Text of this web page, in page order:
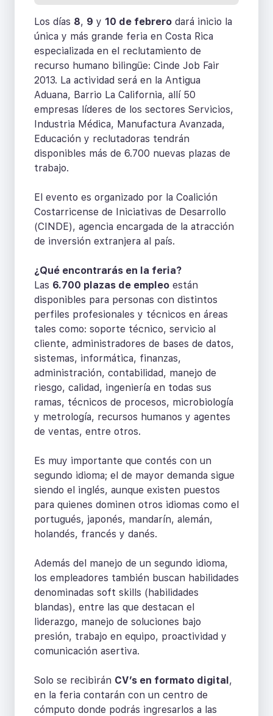
Los días 8, 9 y 10 de febrero dará inicio la
única y más grande feria en Costa Rica
especializada en el reclutamiento de
recurso humano bilingüe: Cinde Job Fair
2013. La actividad será en la Antigua
Aduana, Barrio La California, allí 50
empresas líderes de los sectores Servicios,
Industria Médica, Manufactura Avanzada,
Educación y reclutadoras tendrán
disponibles más de 6.700 nuevas plazas de
trabajo.
El evento es organizado por la Coalición
Costarricense de Iniciativas de Desarrollo
(CINDE), agencia encargada de la atracción
de inversión extranjera al país.
¿Qué encontrarás en la feria?
Las 6.700 plazas de empleo están
disponibles para personas con distintos
perfiles profesionales y técnicos en áreas
tales como: soporte técnico, servicio al
cliente, administradores de bases de datos,
sistemas, informática, finanzas,
administración, contabilidad, manejo de
riesgo, calidad, ingeniería en todas sus
ramas, técnicos de procesos, microbiología
y metrología, recursos humanos y agentes
de ventas, entre otros.
Es muy importante que contés con un
segundo idioma; el de mayor demanda sigue
siendo el inglés, aunque existen puestos
para quienes dominen otros idiomas como el
portugués, japonés, mandarín, alemán,
holandés, francés y danés.
Además del manejo de un segundo idioma,
los empleadores también buscan habilidades
denominadas soft skills (habilidades
blandas), entre las que destacan el
liderazgo, manejo de soluciones bajo
presión, trabajo en equipo, proactividad y
comunicación asertiva.
Solo se recibirán CV’s en formato digital,
en la feria contarán con un centro de
cómputo donde podrás ingresarlos a las